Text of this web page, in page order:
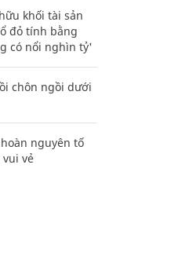
khối tài sản
đỏ tính bằng
có nổi nghìn tỷ'
chôn ngồi dưới
nguyên tố
vẻ